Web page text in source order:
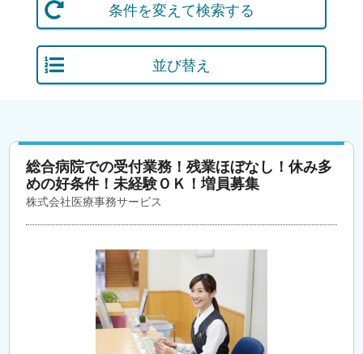
条件を変えて検索する
並び替え
総合病院での受付業務！残業ほぼなし！休み多
めの好条件！未経験ＯＫ！増員募集
株式会社医療事務サービス